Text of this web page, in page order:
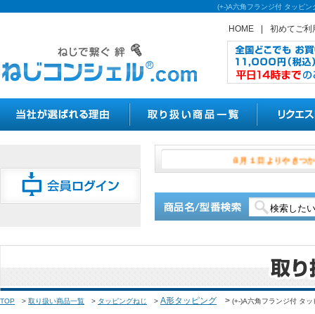
(+-)A六角フランジ付 タッピ
HOME 初めてご利
８月１日よ
TOP > 取り扱い商品一覧 > タッピングねじ > A形タッピング > (+-)A六角フランジ付 タ